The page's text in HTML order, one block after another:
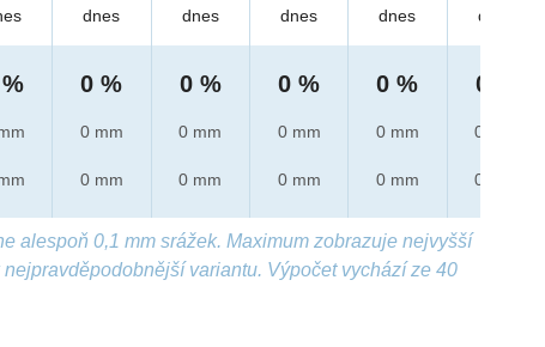
dnes
0 %
0 mm
0 mm
dnes
0 %
0 mm
0 mm
dnes
0 %
0 mm
0 mm
dnes
0 %
0 mm
0 mm
dnes
0 %
0 mm
0 mm
alespoň 0,1 mm srážek. Maximum zobrazuje nejvyšší
variantu. Výpočet vychází ze 40